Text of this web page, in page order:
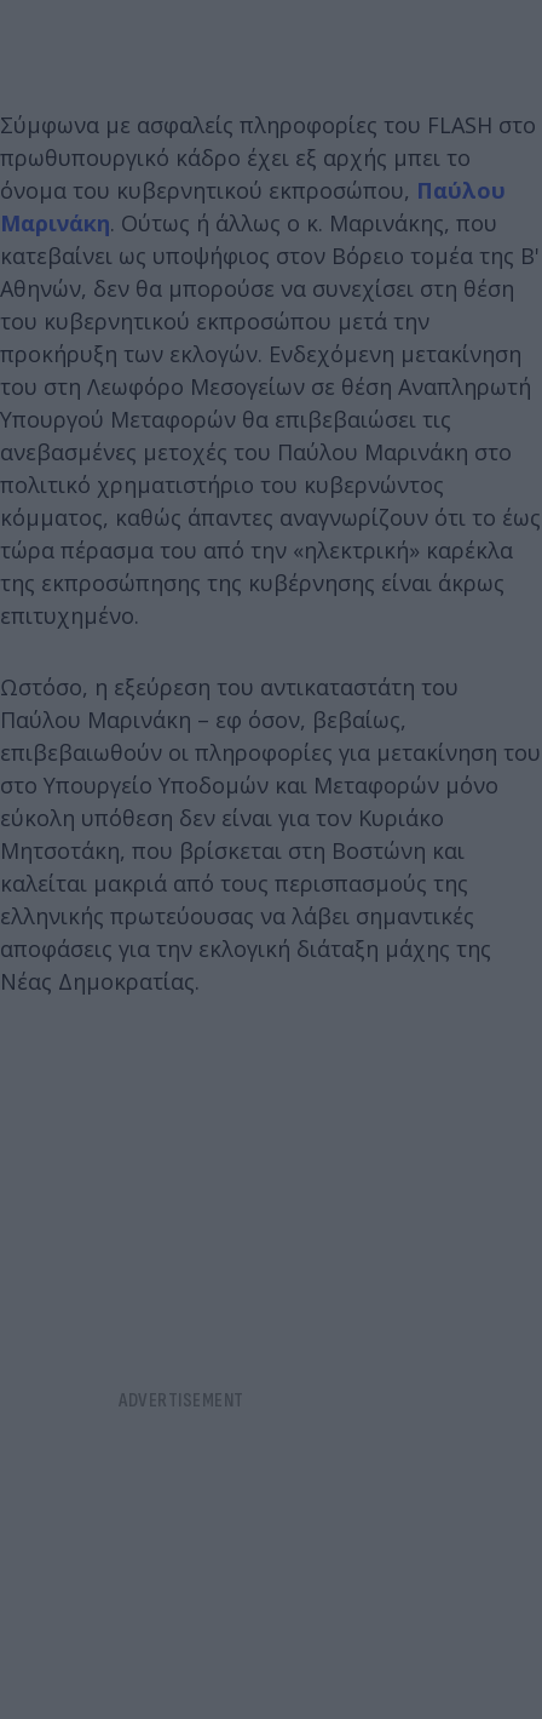
Σύμφωνα με ασφαλείς πληροφορίες του FLASH στο
πρωθυπουργικό κάδρο έχει εξ αρχής μπει το
όνομα του κυβερνητικού εκπροσώπου, Παύλου
Μαρινάκη. Ούτως ή άλλως ο κ. Μαρινάκης, που
κατεβαίνει ως υποψήφιος στον Βόρειο τομέα της Β'
Αθηνών, δεν θα μπορούσε να συνεχίσει στη θέση
του κυβερνητικού εκπροσώπου μετά την
προκήρυξη των εκλογών. Ενδεχόμενη μετακίνηση
του στη Λεωφόρο Μεσογείων σε θέση Αναπληρωτή
Υπουργού Μεταφορών θα επιβεβαιώσει τις
ανεβασμένες μετοχές του Παύλου Μαρινάκη στο
πολιτικό χρηματιστήριο του κυβερνώντος
κόμματος, καθώς άπαντες αναγνωρίζουν ότι το έως
τώρα πέρασμα του από την «ηλεκτρική» καρέκλα
της εκπροσώπησης της κυβέρνησης είναι άκρως
επιτυχημένο.
Ωστόσο, η εξεύρεση του αντικαταστάτη του
Παύλου Μαρινάκη – εφ όσον, βεβαίως,
επιβεβαιωθούν οι πληροφορίες για μετακίνηση του
στο Υπουργείο Υποδομών και Μεταφορών μόνο
εύκολη υπόθεση δεν είναι για τον Κυριάκο
Μητσοτάκη, που βρίσκεται στη Βοστώνη και
καλείται μακριά από τους περισπασμούς της
ελληνικής πρωτεύουσας να λάβει σημαντικές
αποφάσεις για την εκλογική διάταξη μάχης της
Νέας Δημοκρατίας.